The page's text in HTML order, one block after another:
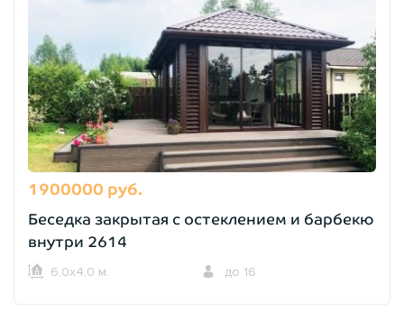
1900000 руб.
Беседка закрытая с остеклением и барбекю
внутри 2614
6,0х4,0 м. до 16